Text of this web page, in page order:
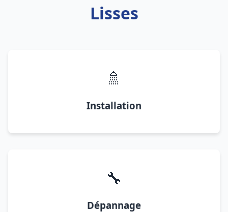
Lisses
🚿
Installation
🔧
Dépannage